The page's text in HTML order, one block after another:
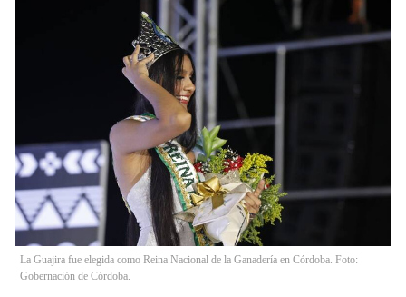
La Guajira fue elegida como Reina Nacional de la Ganadería en Córdoba. Foto:
Gobernación de Córdoba.